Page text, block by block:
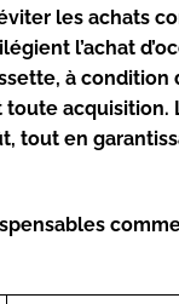
les achats
l’achat
à
acquisition.
tout en